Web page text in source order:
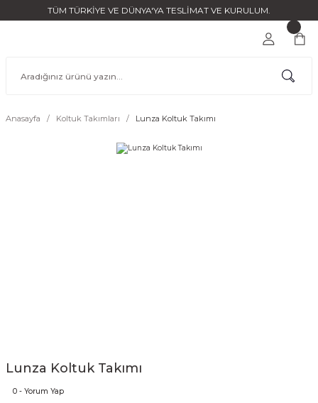
TÜM TÜRKİYE VE DÜNYA'YA TESLİMAT VE KURULUM.
Anasayfa Koltuk Takımları Lunza Koltuk Takımı
Lunza Koltuk Takımı
0 - Yorum Yap